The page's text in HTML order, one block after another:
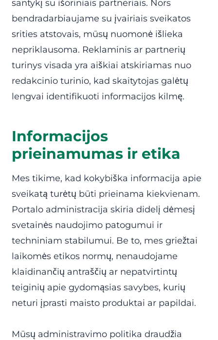
santykį su išoriniais partneriais. Nors
bendradarbiaujame su įvairiais sveikatos
srities atstovais, mūsų nuomonė išlieka
nepriklausoma. Reklaminis ar partnerių
turinys visada yra aiškiai atskiriamas nuo
redakcinio turinio, kad skaitytojas galėtų
lengvai identifikuoti informacijos kilmę.
Informacijos
prieinamumas ir etika
Mes tikime, kad kokybiška informacija apie
sveikatą turėtų būti prieinama kiekvienam.
Portalo administracija skiria didelį dėmesį
svetainės naudojimo patogumui ir
techniniam stabilumui. Be to, mes griežtai
laikomės etikos normų, nenaudojame
klaidinančių antraščių ar nepatvirtintų
teiginių apie gydomąsias savybes, kurių
neturi įprasti maisto produktai ar papildai.
Mūsų administravimo politika draudžia